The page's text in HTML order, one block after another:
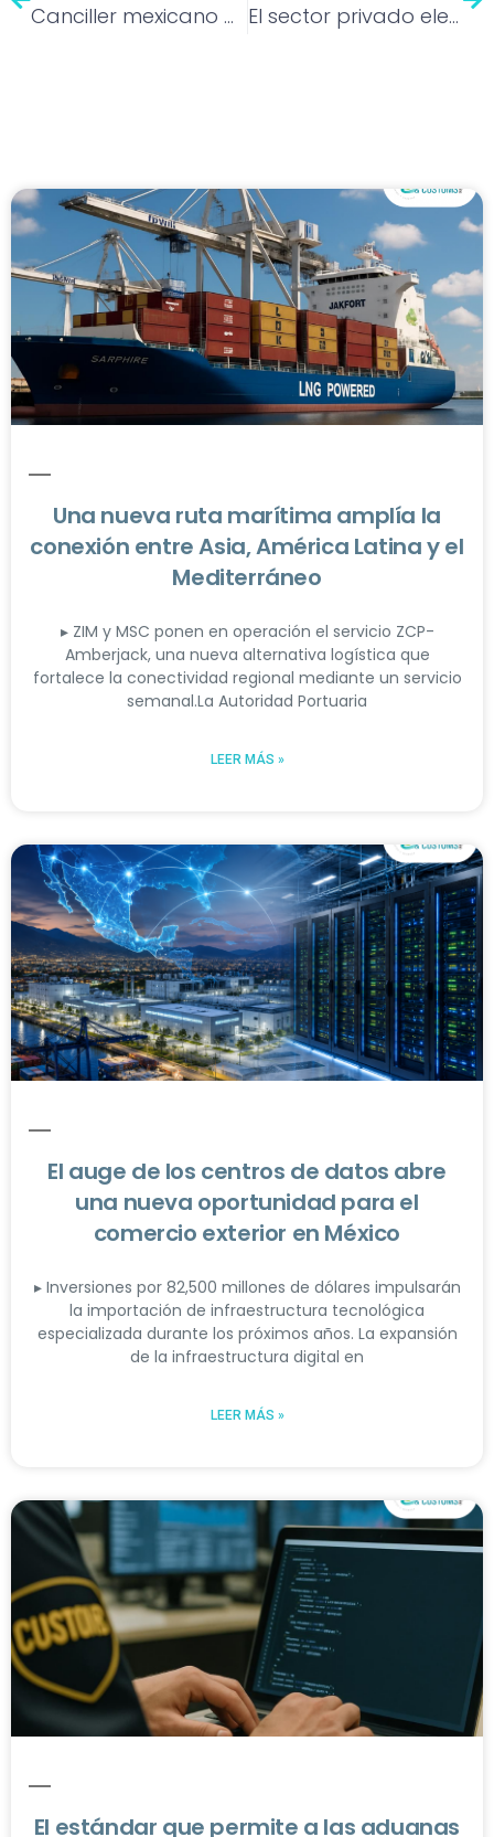
Canciller mexicano destaca “cooperación sin subordinación” con EEUU ante senador Ted Cruz El sector privado eleva al 0,46 % el pronóstico de crecimiento de México para 2025
Una nueva ruta marítima amplía la
conexión entre Asia, América Latina y el
Mediterráneo
▸ ZIM y MSC ponen en operación el servicio ZCP-
Amberjack, una nueva alternativa logística que
fortalece la conectividad regional mediante un servicio
semanal.La Autoridad Portuaria
LEER MÁS »
El auge de los centros de datos abre
una nueva oportunidad para el
comercio exterior en México
▸ Inversiones por 82,500 millones de dólares impulsarán
la importación de infraestructura tecnológica
especializada durante los próximos años. La expansión
de la infraestructura digital en
LEER MÁS »
El estándar que permite a las aduanas